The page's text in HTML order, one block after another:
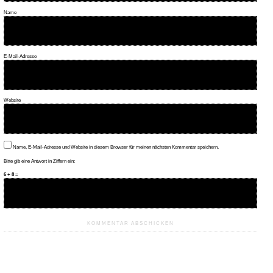
Name
E-Mail-Adresse
Website
Name, E-Mail-Adresse und Website in diesem Browser für meinen nächsten Kommentar speichern.
Bitte gib eine Antwort in Ziffern ein:
6 + 8 =